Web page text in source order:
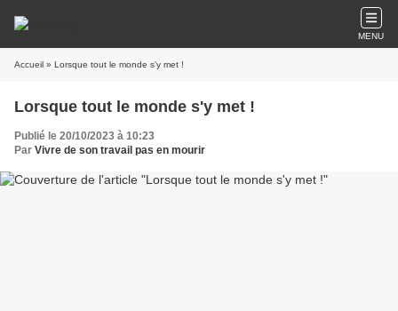
MENU
Accueil » Lorsque tout le monde s'y met !
Lorsque tout le monde s'y met !
Publié le 20/10/2023 à 10:23
Par Vivre de son travail pas en mourir